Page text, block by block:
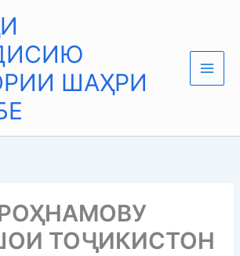
ШАҲРИ
ТОҶИКИСТОН